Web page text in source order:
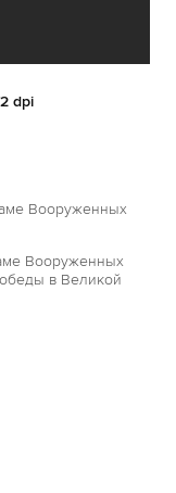
dpi
Вооруженных
Вооруженных
в Великой